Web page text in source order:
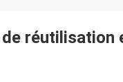
réutilisation